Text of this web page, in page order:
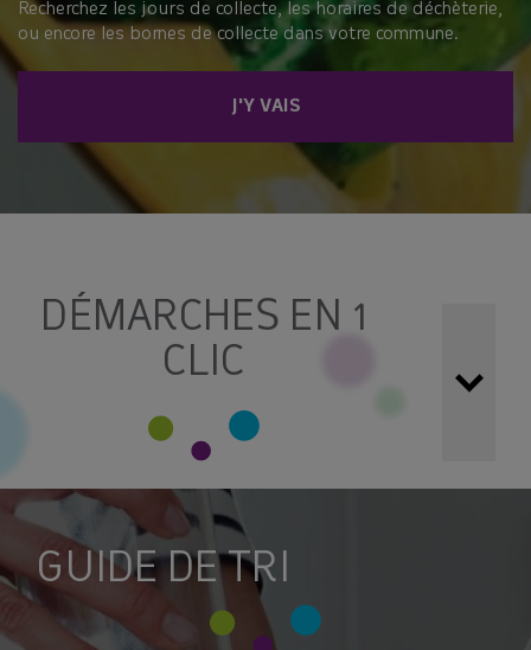
DÉMARCHES EN 1
CLIC
Simplifiez vos démarches !
peuvent être réalisées grâce aux formulaires et services
en ligne ci-dessous :
ACCÉDER À MON ESPACE
LES DÉCHÈTERIES : CONSIGNES ET
HORAIRES
Recherchez les jours de collecte, les horaires de déchèterie,
ou encore les bornes de collecte dans votre commune.
GUIDE DE TRI